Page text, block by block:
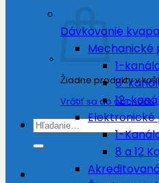
Žiadne produkty v
Vrátiť sa do obchodu
Hľadať:
Dávkovanie
Mechanické
1-
8-
12-
1-
8 a 12